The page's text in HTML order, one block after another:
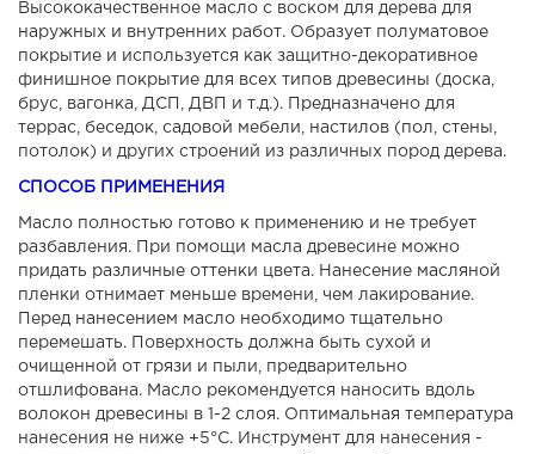
Высококачественное масло с воском для дерева для
наружных и внутренних работ. Образует полуматовое
покрытие и используется как защитно-декоративное
финишное покрытие для всех типов древесины (доска,
брус, вагонка, ДСП, ДВП и т.д.). Предназначено для
террас, беседок, садовой мебели, настилов (пол, стены,
потолок) и других строений из различных пород дерева.
СПОСОБ ПРИМЕНЕНИЯ
Масло полностью готово к применению и не требует
разбавления. При помощи масла древесине можно
придать различные оттенки цвета. Нанесение масляной
пленки отнимает меньше времени, чем лакирование.
Перед нанесением масло необходимо тщательно
перемешать. Поверхность должна быть сухой и
очищенной от грязи и пыли, предварительно
отшлифована. Масло рекомендуется наносить вдоль
волокон древесины в 1-2 слоя. Оптимальная температура
нанесения не ниже +5°С. Инструмент для нанесения -